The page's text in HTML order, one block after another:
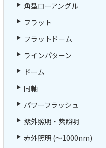
角型ローアングル
フラット
フラットドーム
ラインパターン
ドーム
同軸
パワーフラッシュ
紫外照明・紫照明
赤外照明 (～1000nm)